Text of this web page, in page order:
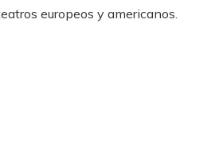
europeos y americanos.